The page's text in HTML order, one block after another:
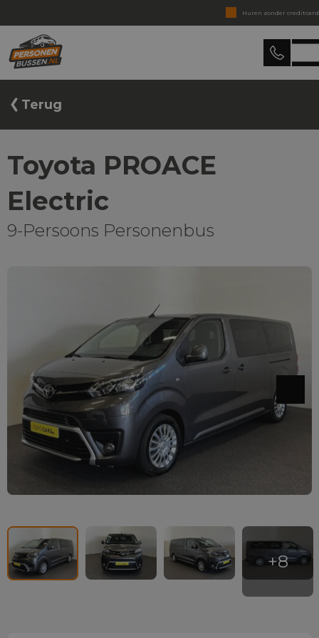
Huren zonder creditcard
Binnen 15 min. reactie
Huren zonder verrassingen
Levering in heel Nederland
Terug
Toyota PROACE
Electric
9-Persoons Personenbus